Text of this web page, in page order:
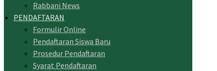
Rabbani News
PENDAFTARAN
Formulir Online
Pendaftaran Siswa Baru
Prosedur Pendaftaran
Syarat Pendaftaran